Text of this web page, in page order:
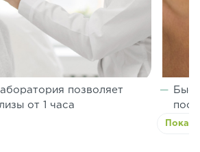
позволяет
от 1 часа